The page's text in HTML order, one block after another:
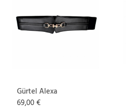
Gürtel Alexa
69,00 €